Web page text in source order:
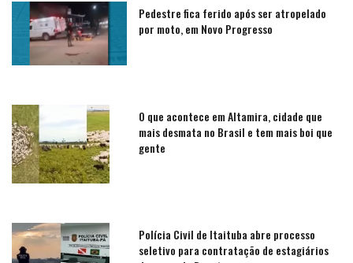
Pedestre fica ferido após ser atropelado
por moto, em Novo Progresso
O que acontece em Altamira, cidade que
mais desmata no Brasil e tem mais boi que
gente
Polícia Civil de Itaituba abre processo
seletivo para contratação de estagiários